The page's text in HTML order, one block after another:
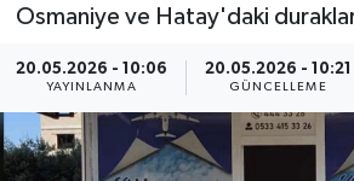
Osmaniye ve Hatay'daki
20.05.2026 - 10:06
YAYINLANMA
20.05.2026 - 10:21
GÜNCELLEME
Advertising news
Canlı Maç
ÇEVRE
Haber Arşivi